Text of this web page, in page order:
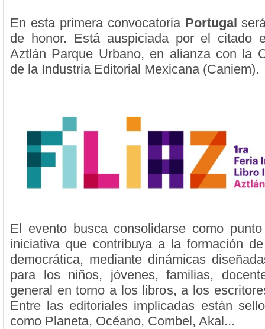
En esta primera convocatoria Portugal
de honor. Está auspiciada por el citado
Aztlán Parque Urbano, en alianza con la
de la Industria Editorial Mexicana (Caniem).
El evento busca consolidarse como
iniciativa que contribuya a la formación
democrática, mediante dinámicas
para los niños, jóvenes, familias,
general en torno a los libros, a los
Entre las editoriales implicadas están
como Planeta, Océano, Combel, Akal...